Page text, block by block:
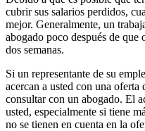
cubrir sus salarios perdidos,
mejor. Generalmente, un
abogado poco después de que
dos semanas.
Si un representante de su
acercan a usted con una
consultar con un abogado. El
usted, especialmente si tiene
no se tienen en cuenta en la